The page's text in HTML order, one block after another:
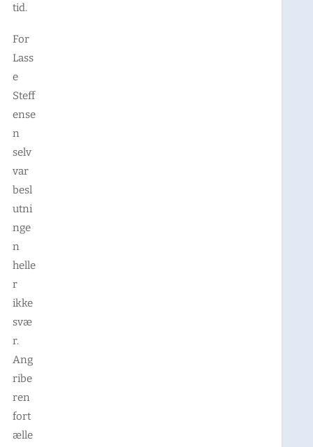
tid.
For
Lass
e
Steff
ense
n
selv
var
besl
utni
nge
n
helle
r
ikke
svæ
r.
Ang
ribe
ren
fort
ælle